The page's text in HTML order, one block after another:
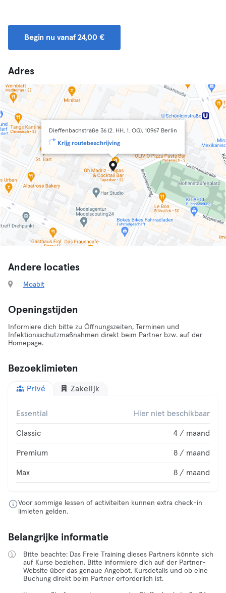
Begin nu vanaf 24,00 €
Adres
Dieffenbachstraße 36 (2. HH, 1. OG), 10967 Berlin
Krijg routebeschrijving
Andere locaties
Moabit
Openingstijden
Informiere dich bitte zu Öffnungszeiten, Terminen und
Infektionsschutzmaßnahmen direkt beim Partner bzw. auf der
Homepage.
Bezoeklimieten
Privé Zakelijk
Essential Hier niet beschikbaar
Classic 4 / maand
Premium 8 / maand
Max 8 / maand
Voor sommige lessen of activiteiten kunnen extra check-in
limieten gelden.
Belangrijke informatie
Bitte beachte: Das Freie Training dieses Partners könnte sich
auf Kurse beziehen. Bitte informiere dich auf der Partner-
Website über das genaue Angebot, Kursdetails und ob eine
Buchung direkt beim Partner erforderlich ist.